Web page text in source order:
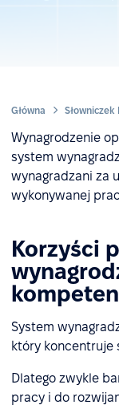
Główna Słowniczek
Wynagrodzenie
system
wynagradzani za
wykonywanej
Korzyści
System
który koncentruje
Dlatego zwykle
pracy i do